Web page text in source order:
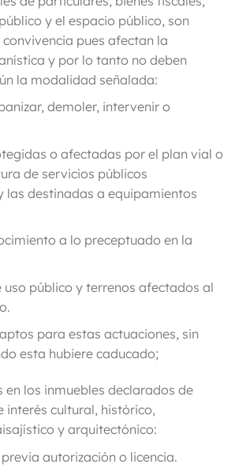
y el espacio público, son
pues afectan la
y por lo tanto no deben
la modalidad señalada:
demoler, intervenir o
o afectadas por el plan vial o
de servicios públicos
las destinadas a equipamientos
a lo preceptuado en la
uso público y terrenos afectados al
para estas actuaciones, sin
esta hubiere caducado;
en los inmuebles declarados de
interés cultural, histórico,
y arquitectónico:
autorización o licencia.